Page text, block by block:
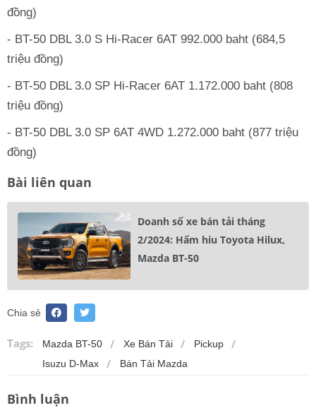
đồng)
- BT-50 DBL 3.0 S Hi-Racer 6AT 992.000 baht (684,5
triệu đồng)
- BT-50 DBL 3.0 SP Hi-Racer 6AT 1.172.000 baht (808
triệu đồng)
- BT-50 DBL 3.0 SP 6AT 4WD 1.272.000 baht (877 triệu
đồng)
Bài liên quan
Doanh số xe bán tải tháng
2/2024: Hẩm hiu Toyota Hilux,
Mazda BT-50
Chia sẻ
Tags: Mazda BT-50 Xe Bán Tải
Pickup
Isuzu D-Max
Bán Tải Mazda
Bình luận